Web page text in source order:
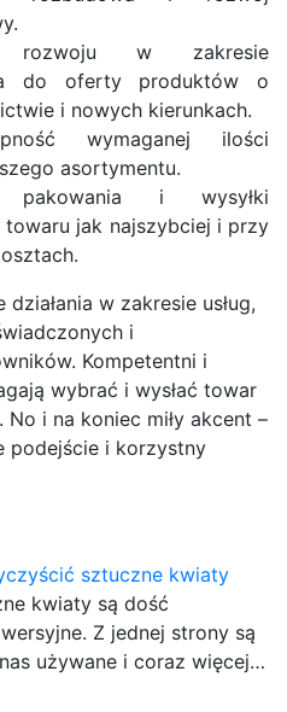
rozwoju w zakresie
do oferty produktów o
i nowych kierunkach.
wymaganej ilości
asortymentu.
pakowania i wysyłki
towaru jak najszybciej i przy
w zakresie usług,
i
Kompetentni i
wybrać i wysłać towar
i na koniec miły akcent –
podejście i korzystny
sztuczne kwiaty
kwiaty są dość
Z jednej strony są
używane i coraz więcej…